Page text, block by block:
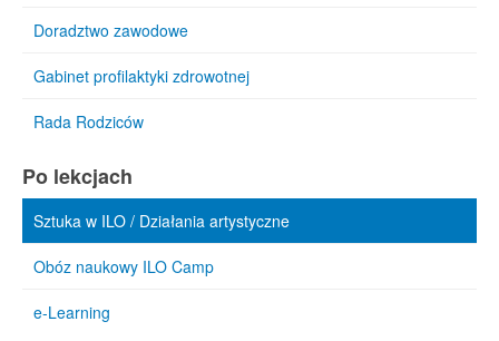
Doradztwo zawodowe
Gabinet profilaktyki zdrowotnej
Rada Rodziców
Po lekcjach
Sztuka w ILO / Działania artystyczne
Obóz naukowy ILO Camp
e-Learning